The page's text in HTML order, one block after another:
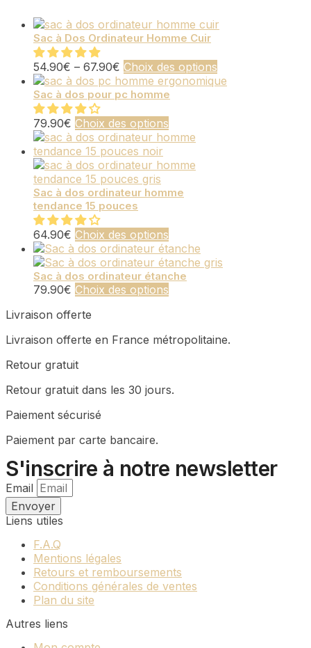
Sac à Dos Ordinateur Homme Cuir
54.90€ – 67.90€ Choix des options
produit
produit
Sac à dos pour pc homme
79.90€ Choix des options
produit
plusieurs
Les
choisies
sur
la
Sac à dos ordinateur homme
tendance 15 pouces
64.90€ Choix des options
produit
a
plusieurs
être
la
Sac à dos ordinateur étanche
79.90€ Choix des options
variations.
peuvent
du
Livraison offerte
Livraison offerte en France métropolitaine.
Retour gratuit
Retour gratuit dans les 30 jours.
Paiement sécurisé
Paiement par carte bancaire.
S'inscrire à notre newsletter
Email
Envoyer
Liens utiles
F.A.Q
Mentions légales
Retours et remboursements
Conditions générales de ventes
Plan du site
Autres liens